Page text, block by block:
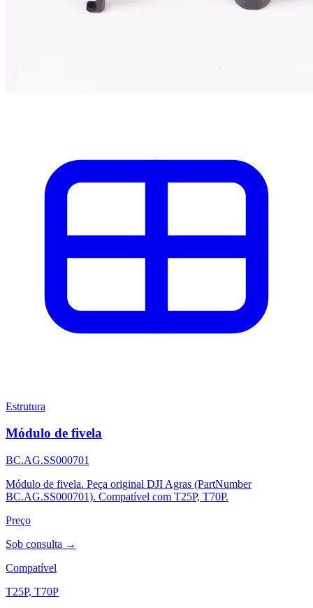
Estrutura
Módulo de fivela
BC.AG.SS000701
Módulo de fivela. Peça original DJI Agras (PartNumber
BC.AG.SS000701). Compatível com T25P, T70P.
Preço
Sob consulta →
Compatível
T25P, T70P